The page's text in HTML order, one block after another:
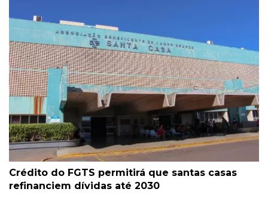
Crédito do FGTS permitirá que santas casas
refinanciem dívidas até 2030